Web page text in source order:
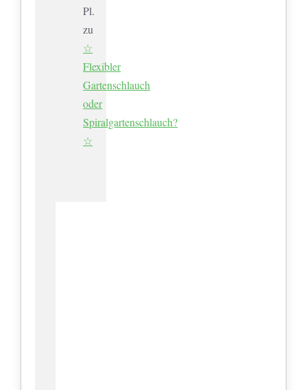
Pl.
zu
☆
Flexibler
Gartenschlauch
oder
Spiralgartenschlauch?
☆